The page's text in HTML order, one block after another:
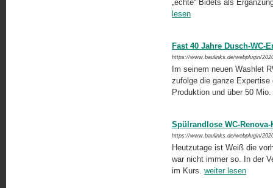
„echte“ Bidets als
lesen
Fast 40 Jahre Dusch-WC-
https://www.baulinks.de/webplugin/
Im seinem neuen Washlet
zufolge die ganze
Produktion und über 50
Spülrandlose WC-
https://www.baulinks.de/webplugin/
Heutzutage ist Weiß die
war nicht immer so. In der
im Kurs. weiter lesen